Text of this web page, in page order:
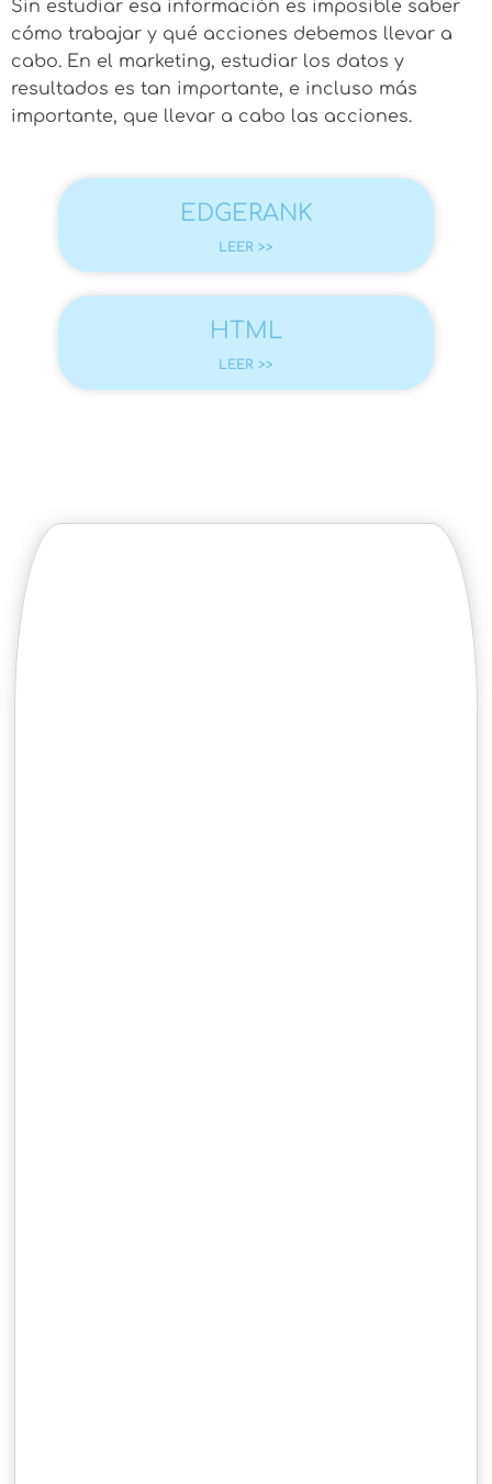
Sin estudiar esa información es imposible saber
cómo trabajar y qué acciones debemos llevar a
cabo. En el marketing, estudiar los datos y
resultados es tan importante, e incluso más
importante, que llevar a cabo las acciones.
EDGERANK
LEER >>
HTML
LEER >>